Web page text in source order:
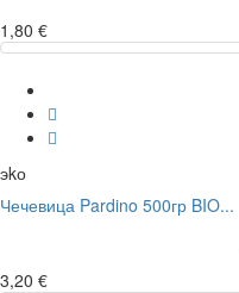
1,80 €
эkо
Чечевица Pardino 500гр BIO...
3,20 €